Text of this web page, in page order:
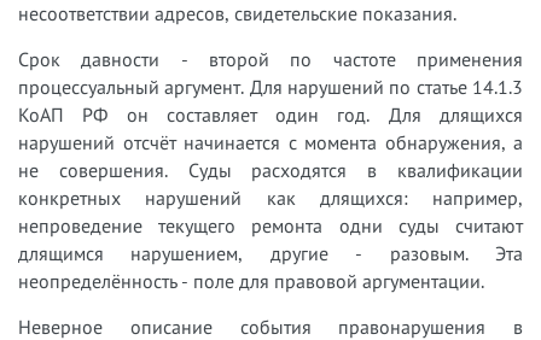
несоответствии адресов, свидетельские показания.
Срок давности - второй по частоте применения
процессуальный аргумент. Для нарушений по статье 14.1.3
КоАП РФ он составляет один год. Для длящихся
нарушений отсчёт начинается с момента обнаружения, а
не совершения. Суды расходятся в квалификации
конкретных нарушений как длящихся: например,
непроведение текущего ремонта одни суды считают
длящимся нарушением, другие - разовым. Эта
неопределённость - поле для правовой аргументации.
Неверное описание события правонарушения в